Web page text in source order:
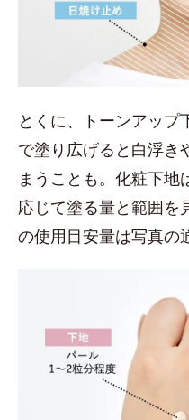
とくに、トーンアップ
で塗り広げると白浮き
まうことも。化粧下地
応じて塗る量と範囲を
の使用目安量は写真の